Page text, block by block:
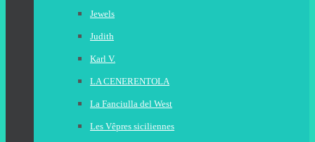
Jewels
Judith
Karl V.
LA CENERENTOLA
La Fanciulla del West
Les Vêpres siciliennes